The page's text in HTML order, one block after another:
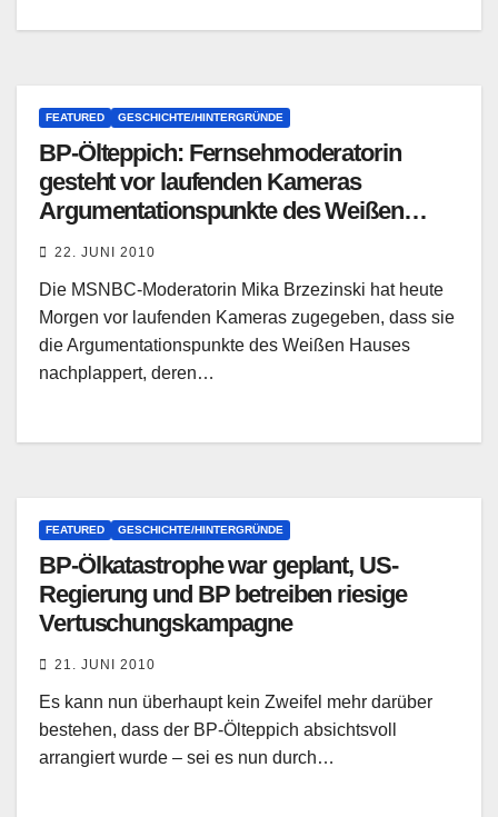
FEATURED GESCHICHTE/HINTERGRÜNDE
BP-Ölteppich: Fernsehmoderatorin
gesteht vor laufenden Kameras
Argumentationspunkte des Weißen
Hauses nachzuplappern
22. JUNI 2010
Die MSNBC-Moderatorin Mika Brzezinski hat heute
Morgen vor laufenden Kameras zugegeben, dass sie
die Argumentationspunkte des Weißen Hauses
nachplappert, deren…
FEATURED GESCHICHTE/HINTERGRÜNDE
BP-Ölkatastrophe war geplant, US-
Regierung und BP betreiben riesige
Vertuschungskampagne
21. JUNI 2010
Es kann nun überhaupt kein Zweifel mehr darüber
bestehen, dass der BP-Ölteppich absichtsvoll
arrangiert wurde – sei es nun durch…